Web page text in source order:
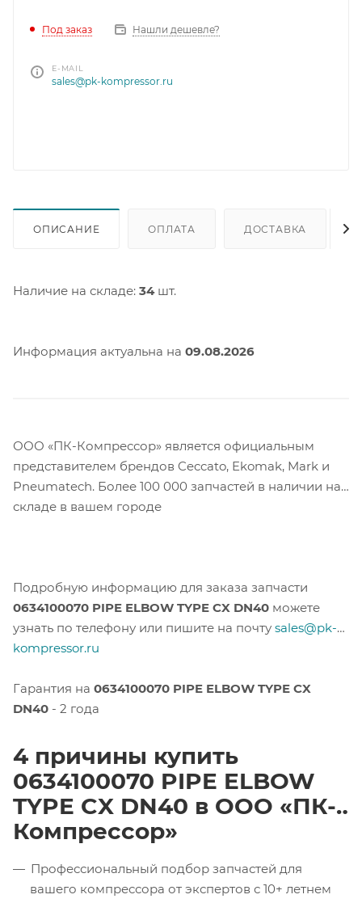
Под заказ Нашли дешевле?
E-MAIL
sales@pk-kompressor.ru
ОПИСАНИЕ ОПЛАТА ДОСТАВКА
Наличие на складе: 34шт.
Информация актуальна на 09.08.2026
ООО «ПК-Компрессор» является официальным
представителем брендов Ceccato, Ekomak, Mark и
Pneumatech. Более 100 000 запчастей в наличии на
складе в вашем городе
Подробную информацию для заказа запчасти
0634100070 PIPE ELBOW TYPE CX DN40 можете
узнать по телефону или пишите на почту sales@pk-
kompressor.ru
Гарантия на 0634100070 PIPE ELBOW TYPE CX
DN40 - 2 года
4 причины купить
0634100070 PIPE ELBOW
TYPE CX DN40 в ООО «ПК-
Компрессор»
Профессиональный подбор запчастей для
вашего компрессора от экспертов с 10+ летнем